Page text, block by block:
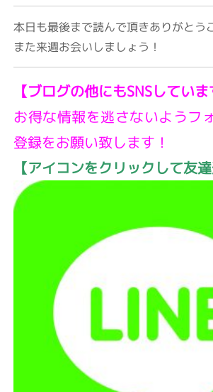
本日も最後まで読んで頂きありがとう
また来週お会いしましょう！
【ブログの他にもSNSしていま
お得な情報を逃さないようフ
登録をお願い致します！
【アイコンをクリックして友達